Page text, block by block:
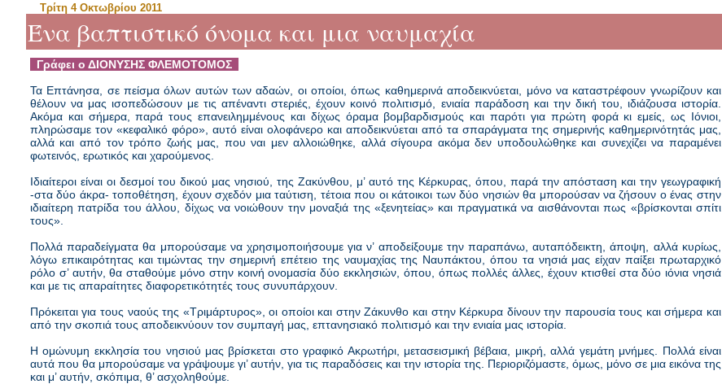
Τρίτη 4 Οκτωβρίου 2011
Ένα βαπτιστικό όνομα και μια ναυμαχία
Γράφει ο ΔΙΟΝΥΣΗΣ ΦΛΕΜΟΤΟΜΟΣ
Τα Επτάνησα, σε πείσμα όλων αυτών των αδαών, οι οποίοι, όπως καθημερινά αποδεικνύεται, μόνο να καταστρέφουν γνωρίζουν και
θέλουν να μας ισοπεδώσουν με τις απέναντι στεριές, έχουν κοινό πολιτισμό, ενιαία παράδοση και την δική του, ιδιάζουσα ιστορία.
Ακόμα και σήμερα, παρά τους επανειλημμένους και δίχως όραμα βομβαρδισμούς και παρότι για πρώτη φορά κι εμείς, ως Ιόνιοι,
πληρώσαμε τον «κεφαλικό φόρο», αυτό είναι ολοφάνερο και αποδεικνύεται από τα σπαράγματα της σημερινής καθημερινότητάς μας,
αλλά και από τον τρόπο ζωής μας, που ναι μεν αλλοιώθηκε, αλλά σίγουρα ακόμα δεν υποδουλώθηκε και συνεχίζει να παραμένει
φωτεινός, ερωτικός και χαρούμενος.
Ιδιαίτεροι είναι οι δεσμοί του δικού μας νησιού, της Ζακύνθου, μ’ αυτό της Κέρκυρας, όπου, παρά την απόσταση και την γεωγραφική
-στα δύο άκρα- τοποθέτηση, έχουν σχεδόν μια ταύτιση, τέτοια που οι κάτοικοι των δύο νησιών θα μπορούσαν να ζήσουν ο ένας στην
ιδιαίτερη πατρίδα του άλλου, δίχως να νοιώθουν την μοναξιά της «ξενητείας» και πραγματικά να αισθάνονται πως «βρίσκονται σπίτι
τους».
Πολλά παραδείγματα θα μπορούσαμε να χρησιμοποιήσουμε για ν’ αποδείξουμε την παραπάνω, αυταπόδεικτη, άποψη, αλλά κυρίως,
λόγω επικαιρότητας και τιμώντας την σημερινή επέτειο της ναυμαχίας της Ναυπάκτου, όπου τα νησιά μας είχαν παίξει πρωταρχικό
ρόλο σ’ αυτήν, θα σταθούμε μόνο στην κοινή ονομασία δύο εκκλησιών, όπου, όπως πολλές άλλες, έχουν κτισθεί στα δύο ιόνια νησιά
και με τις απαραίτητες διαφορετικότητές τους συνυπάρχουν.
Πρόκειται για τους ναούς της «Τριμάρτυρος», οι οποίοι και στην Ζάκυνθο και στην Κέρκυρα δίνουν την παρουσία τους και σήμερα και
από την σκοπιά τους αποδεικνύουν τον συμπαγή μας, επτανησιακό πολιτισμό και την ενιαία μας ιστορία.
Η ομώνυμη εκκλησία του νησιού μας βρίσκεται στο γραφικό Ακρωτήρι, μετασεισμική βέβαια, μικρή, αλλά γεμάτη μνήμες. Πολλά είναι
αυτά που θα μπορούσαμε να γράψουμε γι’ αυτήν, για τις παραδόσεις και την ιστορία της. Περιοριζόμαστε, όμως, μόνο σε μια εικόνα της
και μ’ αυτήν, σκόπιμα, θ’ ασχοληθούμε.